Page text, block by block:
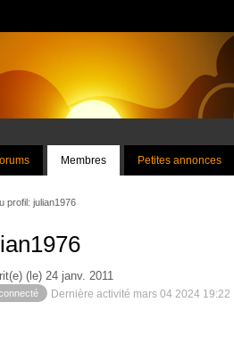
Membres Petites annonces
profil: julian1976
(le) 24 janv. 2011
Dernière activité mars 04 2024 19:22